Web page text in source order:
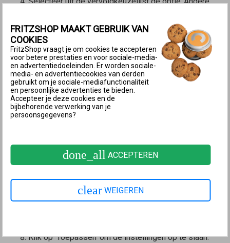
vooraf ingestelde radiozender.
Opmerking: Vooraf ingestelde
zenders worden na selectie
automatisch geconfigureerd. De
instellingen kunnen worden
gewijzigd met de knop ‘Wijzigen’
(Wijzigen/Bewerken).
Voer in het invoerveld ‘Naam’ een naam in voor de
radiozender.
van de radiozender.
Als je meerdere FRITZ!Fons bij de FRITZ!Box hebt
Klik op ‘Toepassen’ om de instellingen op te slaan.
FRITZSHOP MAAKT GEBRUIK VAN
COOKIES
FritzShop vraagt je om cookies te accepteren
voor betere prestaties en voor sociale-media-
en advertentiedoeleinden. Er worden sociale-
media- en advertentiecookies van derden
gebruikt om je sociale-mediafunctionaliteit
en persoonlijke advertenties te bieden.
Accepteer je deze cookies en de
bijbehorende verwerking van je
persoonsgegevens?
done_all ACCEPTEREN
clear WEIGEREN